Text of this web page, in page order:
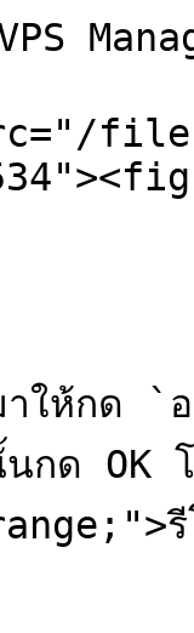
files/
าให้กด `
กด OK
รีโ